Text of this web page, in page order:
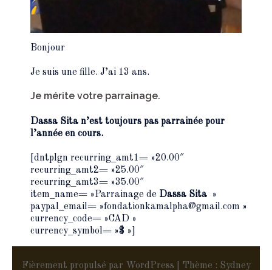
Bonjour
Je suis une fille. J’ai 13 ans.
Je mérite votre parrainage.
Dassa Sita n’est toujours pas parrainée pour
l’année en cours.
[dntplgn recurring_amt1= »20.00″
recurring_amt2= »25.00″
recurring_amt3= »35.00″
item_name= »Parrainage de Dassa Sita »
paypal_email= »fondationkamalpha@gmail.com »
currency_code= »CAD »
currency_symbol= »$ »]
Fièrement propulsé par WordPress Thème : Sydney